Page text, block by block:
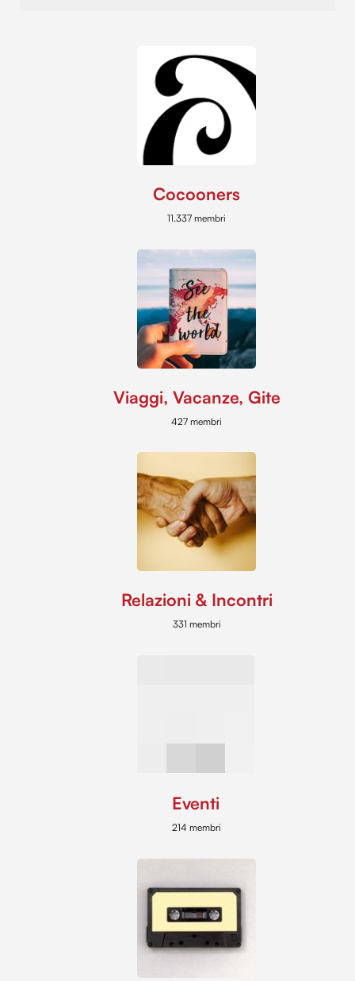
Cocooners
11.337 membri
Viaggi, Vacanze, Gite
427 membri
Relazioni & Incontri
331 membri
Eventi
214 membri